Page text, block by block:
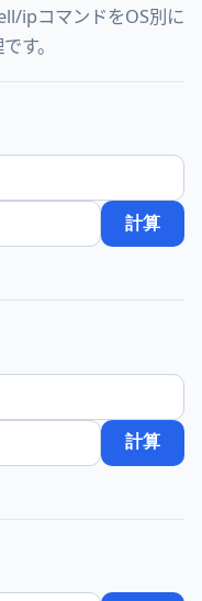
ipコマンドをOS別に
す。
計算
計算